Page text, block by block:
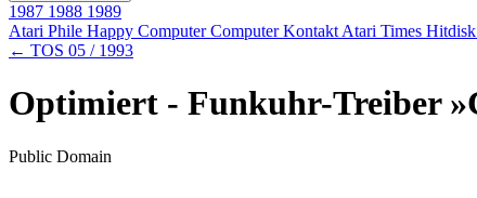
1987 1988 1989
Atari Phile Happy ComputerComputer Kontakt Atari Times Hitdisk
← TOS 05 / 1993
Optimiert - Funkuhr-Treiber
Public Domain